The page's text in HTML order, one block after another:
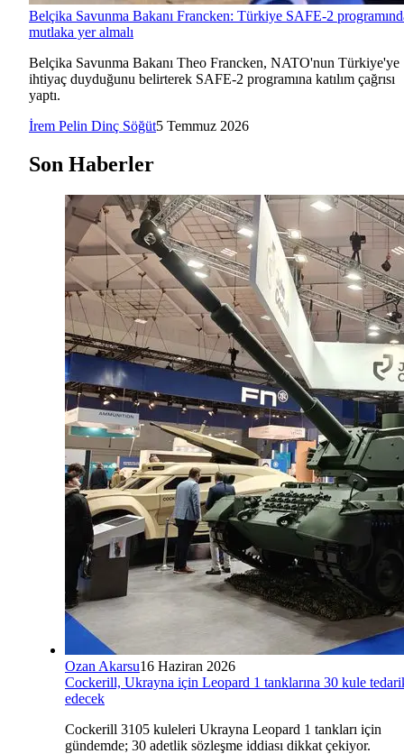
Belçika Savunma Bakanı Francken: Türkiye SAFE-2
mutlaka yer almalı
Belçika Savunma Bakanı Theo Francken, NATO'nun Türkiye'ye
ihtiyaç duyduğunu belirterek SAFE-2 programına katılım çağrısı
yaptı.
İrem Pelin Dinç Söğüt5 Temmuz 2026
Son Haberler
Ozan Akarsu16 Haziran 2026
Cockerill, Ukrayna için Leopard 1 tanklarına 30 kule
edecek
Cockerill 3105 kuleleri Ukrayna Leopard 1 tankları için
gündemde; 30 adetlik sözleşme iddiası dikkat çekiyor.